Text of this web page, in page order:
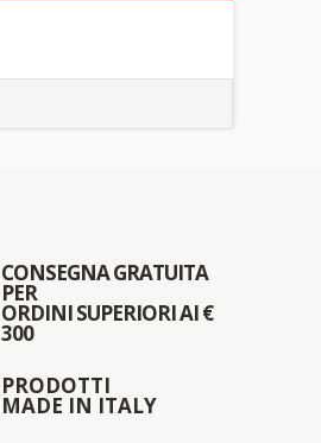
CONSEGNA GRATUITA
PER
ORDINI SUPERIORI AI €
300
PRODOTTI
MADE IN ITALY